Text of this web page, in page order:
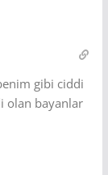
gibi ciddi
olan bayanlar